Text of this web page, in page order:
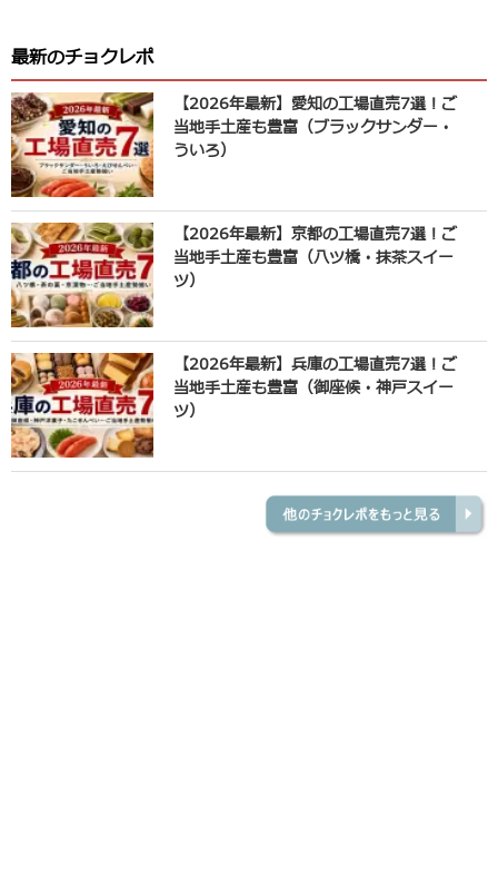
最新のチョクレポ
【2026年最新】愛知の工場直売7選！ご
当地手土産も豊富（ブラックサンダー・
ういろ）
【2026年最新】京都の工場直売7選！ご
当地手土産も豊富（八ツ橋・抹茶スイー
ツ）
【2026年最新】兵庫の工場直売7選！ご
当地手土産も豊富（御座候・神戸スイー
ツ）